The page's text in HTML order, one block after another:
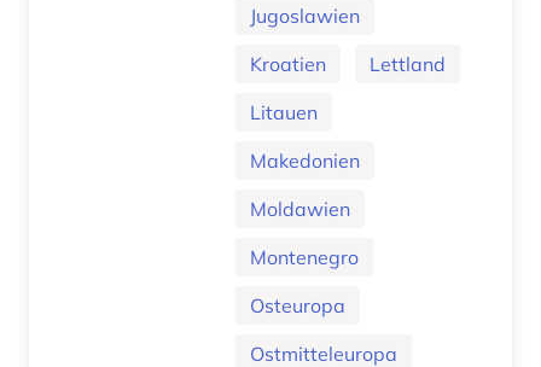
Jugoslawien
Kroatien
Lettland
Litauen
Makedonien
Moldawien
Montenegro
Osteuropa
Ostmitteleuropa